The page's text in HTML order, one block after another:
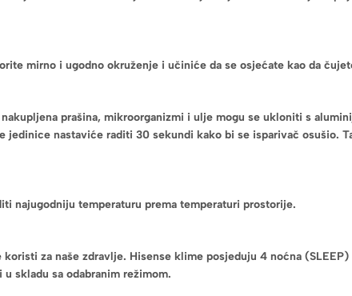
mirno i ugodno okruženje i učiniće da se osjećate kao da
prašina, mikroorganizmi i ulje mogu se ukloniti s
jedinice nastaviće raditi 30 sekundi kako bi se isparivač osušio.
najugodniju temperaturu prema temperaturi prostorije.
za naše zdravlje. Hisense klime posjeduju 4 noćna
skladu sa odabranim režimom.